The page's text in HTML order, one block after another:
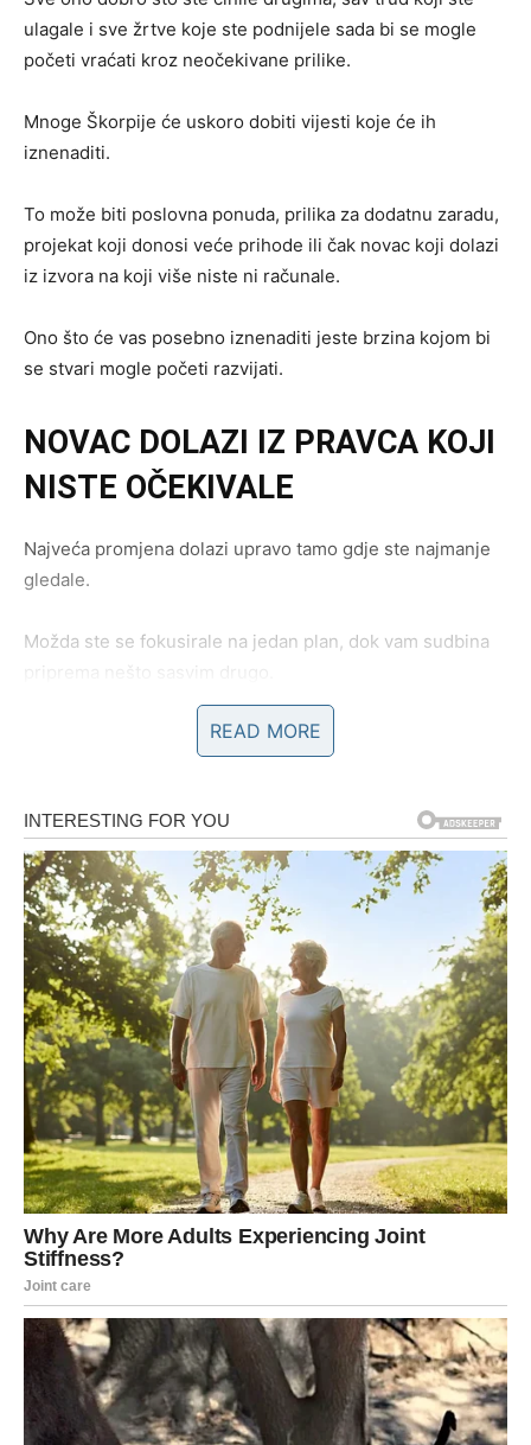
ulagale i sve žrtve koje ste podnijele sada bi se mogle
početi vraćati kroz neočekivane prilike.
Mnoge Škorpije će uskoro dobiti vijesti koje će ih
iznenaditi.
To može biti poslovna ponuda, prilika za dodatnu zaradu,
projekat koji donosi veće prihode ili čak novac koji dolazi
iz izvora na koji više niste ni računale.
Ono što će vas posebno iznenaditi jeste brzina kojom bi
se stvari mogle početi razvijati.
NOVAC DOLAZI IZ PRAVCA KOJI
NISTE OČEKIVALE
Najveća promjena dolazi upravo tamo gdje ste najmanje
gledale.
Možda ste se fokusirale na jedan plan, dok vam sudbina
priprema nešto sasvim drugo.
Jedan razgovor, jedan susret ili jedna odluka mogli bi
pokrenuti lanac događaja koji će značajno popraviti vašu
Zvijezde poručuju da budete otvorene za nove ideje i
prilike.
Nemojte odbijati ono što na prvi pogled djeluje neobično.
Upravo se tamo krije vaša velika šansa.
POSAO – DOLAZI VRIJEME DA
ZABLISTATE
READ MORE